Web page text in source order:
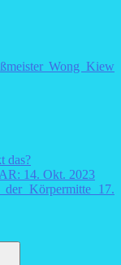
Wong Kiew
das?
14. Okt. 2023
Körpermitte 17.